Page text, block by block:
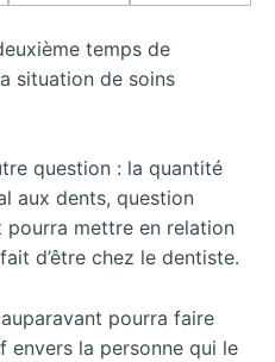
temps de
situation de soins
question : la quantité
aux dents, question
pourra mettre en relation
d’être chez le dentiste.
pourra faire
envers la personne qui le